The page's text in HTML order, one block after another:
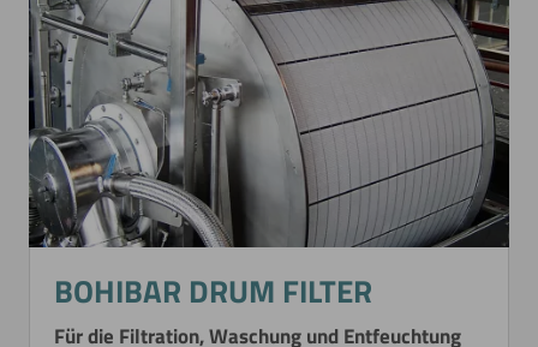
BOHIBAR DRUM FILTER
Für die Filtration, Waschung und Entfeuchtung